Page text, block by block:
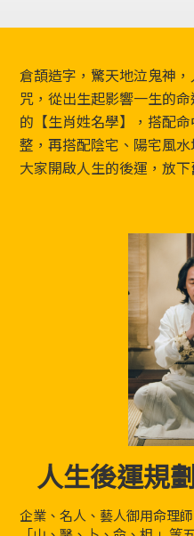
Footer
倉頡造字，驚天地泣鬼神
咒，從出生起影響一生的
的【生肖姓名學】，搭配
整，再搭配陰宅、陽宅風
大家開啟人生的後運，放
人生後運規
企業、名人、藝人御用命理